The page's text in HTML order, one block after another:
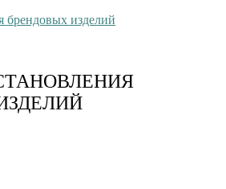
брендовых изделий